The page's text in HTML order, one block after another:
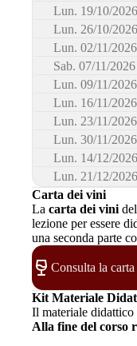
Lun. 19/10/2026
Lun. 26/10/2026
Lun. 02/11/2026
Sab. 07/11/2026
Lun. 09/11/2026
Lun. 16/11/2026
Lun. 23/11/2026
Lun. 30/11/2026
Lun. 14/12/2026
Lun. 21/12/2026
Carta dei vini
La carta dei vini
lezione per essere
una seconda parte
Consulta la
Kit Materiale
Il materiale didattico
Alla fine del corso